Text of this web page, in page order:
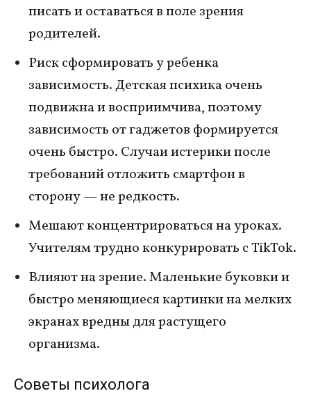
писать и оставаться в поле зрения
родителей.
Риск сформировать у ребенка
зависимость. Детская психика очень
подвижна и восприимчива, поэтому
зависимость от гаджетов формируется
очень быстро. Случаи истерики после
требований отложить смартфон в
сторону — не редкость.
Мешают концентрироваться на уроках.
Учителям трудно конкурировать с TikTok.
Влияют на зрение. Маленькие буковки и
быстро меняющиеся картинки на мелких
экранах вредны для растущего
организма.
Советы психолога